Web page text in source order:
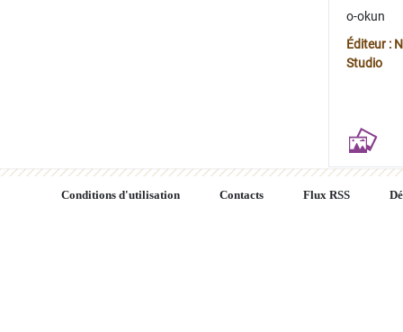
o-okun
Éditeur :
Studio
Conditions d'utilisation Contacts Flux RSS